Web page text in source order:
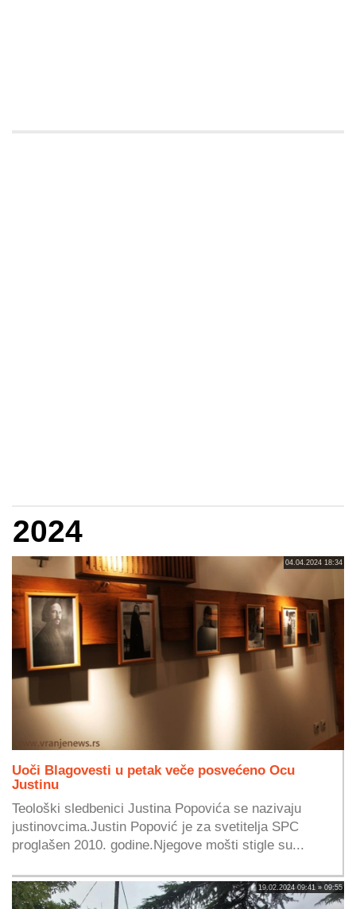
2024
04.04.2024 18:34
Uoči Blagovesti u petak veče posvećeno Ocu
Justinu
Teološki sledbenici Justina Popovića se nazivaju
justinovcima.Justin Popović je za svetitelja SPC
proglašen 2010. godine.Njegove mošti stigle su...
19.02.2024 09:41 » 09:55